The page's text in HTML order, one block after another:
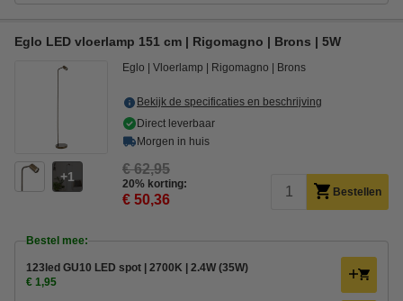
Eglo LED vloerlamp 151 cm | Rigomagno | Brons | 5W
1
Eglo Vloerlamp Rigomagno Brons
Bekijk de specificaties en beschrijving
Direct leverbaar
Morgen in huis
€ 62,95
20% korting:
€ 50,36 Bestellen
Bestel mee:
123led GU10 LED spot | 2700K | 2.4W (35W)
€ 1,95